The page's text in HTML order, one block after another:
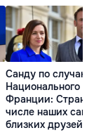
Санду по случаю
Национального
Франции: Страна
числе наших
близких друзей